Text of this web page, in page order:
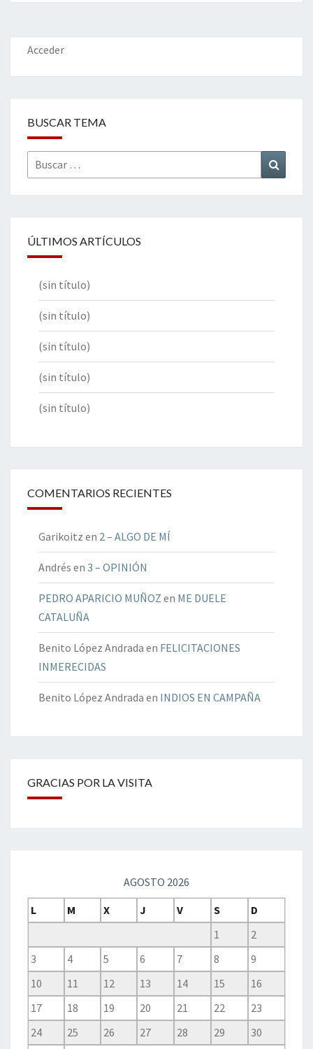
o
o
k
er dI
n
l
p
ar
Acceder
BUSCAR TEMA
Buscar
por:
ÚLTIMOS ARTÍCULOS
(sin título)
(sin título)
(sin título)
(sin título)
(sin título)
COMENTARIOS RECIENTES
Garikoitz en 2 – ALGO DE MÍ
Andrés en 3 – OPINIÓN
PEDRO APARICIO MUÑOZ en ME DUELE
CATALUÑA
Benito López Andrada en FELICITACIONES
INMERECIDAS
Benito López Andrada en INDIOS EN CAMPAÑA
GRACIAS POR LA VISITA
AGOSTO 2026
L
M X J V S
D
1
2
3
4 5 6 7 8
9
10
11 12 13 14 15
16
17
18 19 20 21 22
23
24
25 26 27 28 29
30